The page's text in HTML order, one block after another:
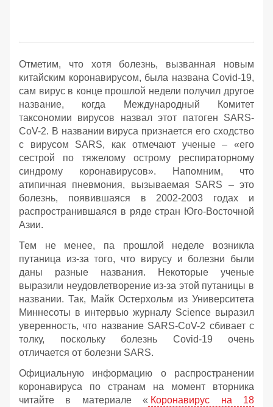
Отметим, что хотя болезнь, вызванная новым
китайским коронавирусом, была названа Covid-19,
сам вирус в конце прошлой недели получил другое
название, когда Международный Комитет
таксономии вирусов назвал этот патоген SARS-
CoV-2. В названии вируса признается его сходство
с вирусом SARS, как отмечают ученые – «его
сестрой по тяжелому острому респираторному
синдрому коронавирусов». Напомним, что
атипичная пневмония, вызываемая SARS – это
болезнь, появившаяся в 2002‑2003 годах и
распространившаяся в ряде стран Юго-Восточной
Азии.
Тем не менее, па прошлой неделе возникла
путаница из-за того, что вирусу и болезни были
даны разные названия. Некоторые ученые
выразили неудовлетворение из-за этой путаницы в
названии. Так, Майк Остерхольм из Университета
Миннесоты в интервью журналу Science выразил
уверенность, что название SARS-CoV-2 сбивает с
толку, поскольку болезнь Covid-19 очень
отличается от болезни SARS.
Официальную информацию о распространении
коронавируса по странам на момент вторника
читайте в материале « Коронавирус на 18